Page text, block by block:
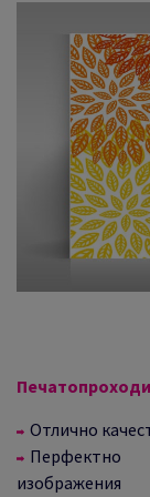
Отлично
Перфектно
изображения